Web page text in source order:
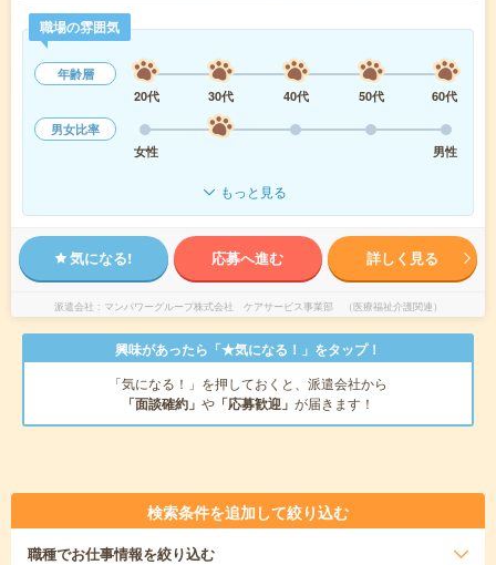
職場の雰囲気
年齢層
20代
30代 40代 50代
60代
男女比率
女性
男性
もっと見る
気になる! 応募へ進む 詳しく見る
派遣会社 マンパワーグループ株式会社 ケアサービス事業部 （医療福祉介護関連）
興味があったら「★気になる！」をタップ！
「気になる！」を押しておくと、派遣会社から
「面談確約」 や 「応募歓迎」 が届きます！
検索条件を追加して絞り込む
職種でお仕事情報を絞り込む